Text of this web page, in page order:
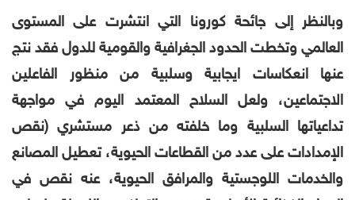
وبالنظر إلى جائحة كورونا التي انتشرت على المستوى
العالمي وتخطت الحدود الجغرافية والقومية للدول فقد نتج
عنها انعكاسات ايجابية وسلبية من منظور الفاعلين
الاجتماعين، ولعل السلاح المعتمد اليوم في مواجهة
تداعياتها السلبية وما خلفته من ذعر مستشري (نقص
الإمدادات على عدد من القطاعات الحيوية، تعطيل المصانع
والخدمات اللوجستية والمرافق الحيوية، عنه نقص في